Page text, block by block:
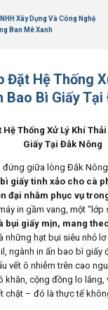
Xây Dựng Và Công Nghệ
Ban Mê Xanh
Đặt Hệ Thống
Bao Bì Giấy
Thống Xử Lý Khí
Giấy Tại Đắk Nông
đứng giữa lòng Đắk
giấy tinh xảo cho cà
đại nhằm phục vụ
in gầm vang, một “lớp
bụi giấy mịn, mang
những hạt bụi siêu nhỏ
ngành in ấn bao bì giấy
vết ô nhiễm trên cao
khăn, cộng đồng lo
chặt – đó là thực tế